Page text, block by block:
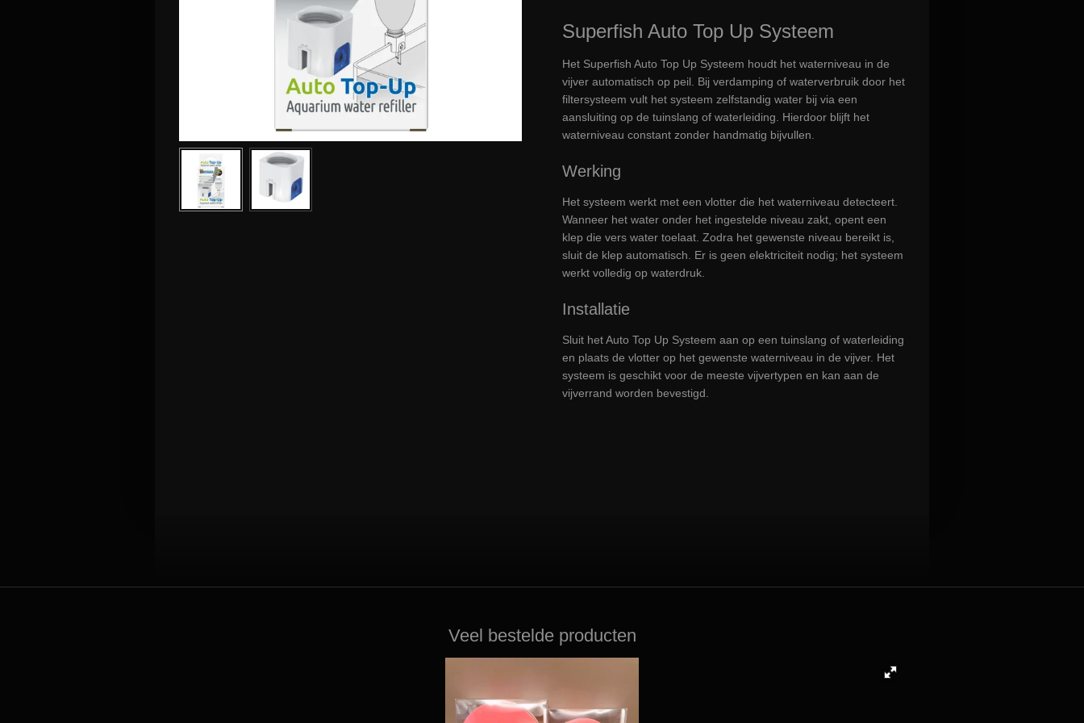
Superfish Auto Top Up Systeem
Het Superfish Auto Top Up Systeem houdt het waterniveau in de
vijver automatisch op peil. Bij verdamping of waterverbruik door het
filtersysteem vult het systeem zelfstandig water bij via een
aansluiting op de tuinslang of waterleiding. Hierdoor blijft het
waterniveau constant zonder handmatig bijvullen.
Werking
Het systeem werkt met een vlotter die het waterniveau detecteert.
Wanneer het water onder het ingestelde niveau zakt, opent een
klep die vers water toelaat. Zodra het gewenste niveau bereikt is,
sluit de klep automatisch. Er is geen elektriciteit nodig; het systeem
werkt volledig op waterdruk.
Installatie
Sluit het Auto Top Up Systeem aan op een tuinslang of waterleiding
en plaats de vlotter op het gewenste waterniveau in de vijver. Het
systeem is geschikt voor de meeste vijvertypen en kan aan de
vijverrand worden bevestigd.
Veel bestelde producten